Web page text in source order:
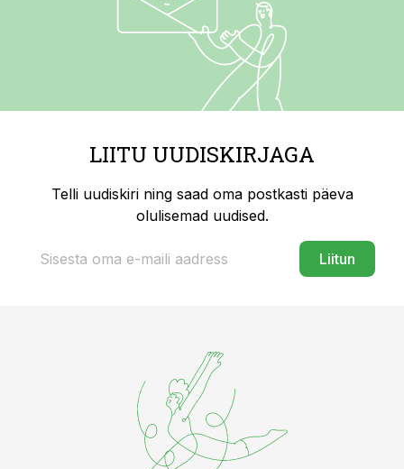
LIITU UUDISKIRJAGA
Telli uudiskiri ning saad oma postkasti päeva
olulisemad uudised.
Liitun